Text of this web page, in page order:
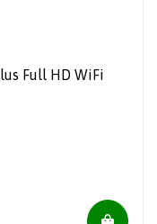
Full HD WiFi